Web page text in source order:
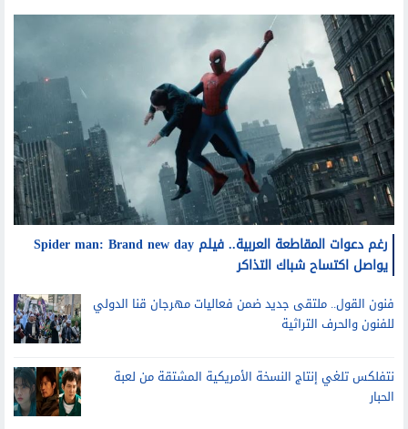
رغم دعوات المقاطعة العربية.. فيلم Spider man: Brand new day
يواصل اكتساح شباك التذاكر
فنون القول.. ملتقى جديد ضمن فعاليات مهرجان قنا الدولي
للفنون والحرف التراثية
نتفلكس تلغي إنتاج النسخة الأمريكية المشتقة من لعبة
الحبار